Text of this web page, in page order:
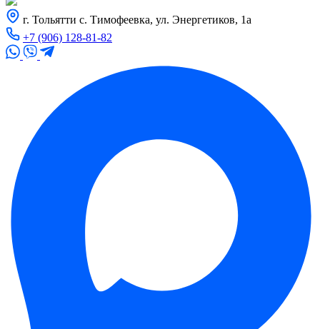
г. Тольятти с. Тимофеевка, ул. Энергетиков, 1а
+7 (906) 128-81-82